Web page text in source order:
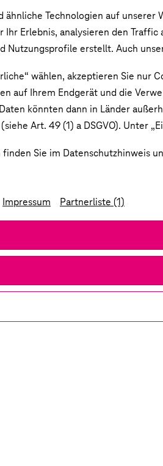
ähnliche Technologien auf
Ihr Erlebnis, analysieren den
Nutzungsprofile erstellt. Auch
wählen, akzeptieren Sie nur
auf Ihrem Endgerät und die
könnten dann in Länder
Art. 49 (1) a DSGVO). Unter
Sie im Datenschutzhinweis
Impressum Partnerliste (1)